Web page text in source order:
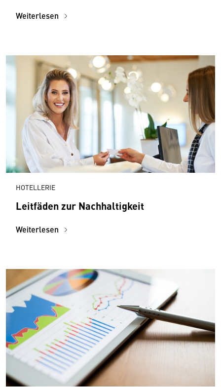
Weiterlesen
HOTELLERIE
Leitfäden zur Nachhaltigkeit
Weiterlesen